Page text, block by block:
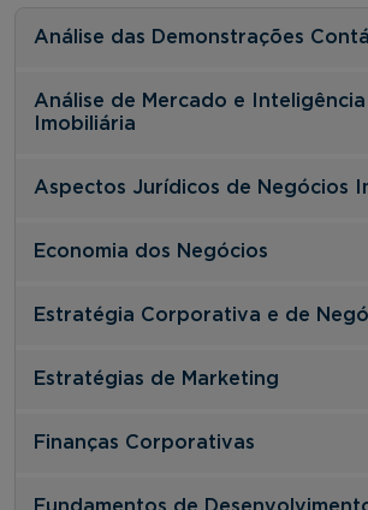
Análise das Demonstrações
Análise de Mercado e Inteligência
Imobiliária
Aspectos Jurídicos de Negócios
Economia dos Negócios
Estratégia Corporativa e de
Estratégias de Marketing
Finanças Corporativas
Fundamentos de